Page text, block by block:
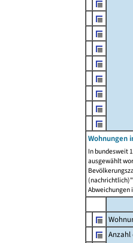
Wohnungen
In bundesweit
ausgewählt
Abweichungen
Anzahl